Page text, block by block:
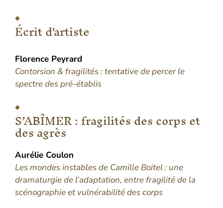
Écrit d'artiste
Florence Peyrard
Contorsion & fragilités : tentative de percer le
spectre des pré-établis
S’ABÎMER : fragilités des corps et
des agrès
Aurélie Coulon
Les mondes instables de Camille Boitel : une
dramaturgie de l’adaptation, entre fragilité de la
scénographie et vulnérabilité des corps